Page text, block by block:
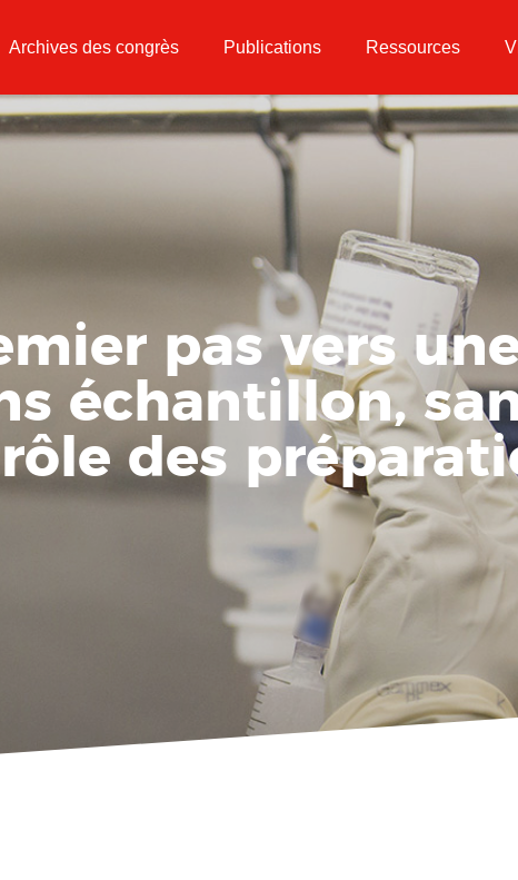
Archives des congrès Publications Ressources
pas vers
échantillon,
des